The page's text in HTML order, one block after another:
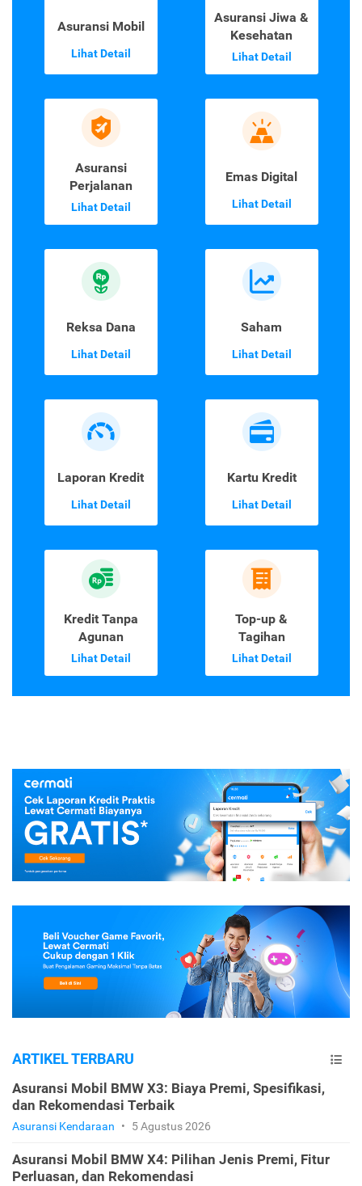
Asuransi Mobil
Lihat Detail
Asuransi Jiwa &
Kesehatan
Lihat Detail
Asuransi
Perjalanan
Lihat Detail
Emas Digital
Lihat Detail
Reksa Dana
Lihat Detail
Saham
Lihat Detail
Laporan Kredit
Lihat Detail
Kartu Kredit
Lihat Detail
Kredit Tanpa
Agunan
Lihat Detail
Top-up &
Tagihan
Lihat Detail
ARTIKEL TERBARU
Asuransi Mobil BMW X3: Biaya Premi, Spesifikasi,
dan Rekomendasi Terbaik
Asuransi Kendaraan • 5 Agustus 2026
Asuransi Mobil BMW X4: Pilihan Jenis Premi, Fitur
Perluasan, dan Rekomendasi